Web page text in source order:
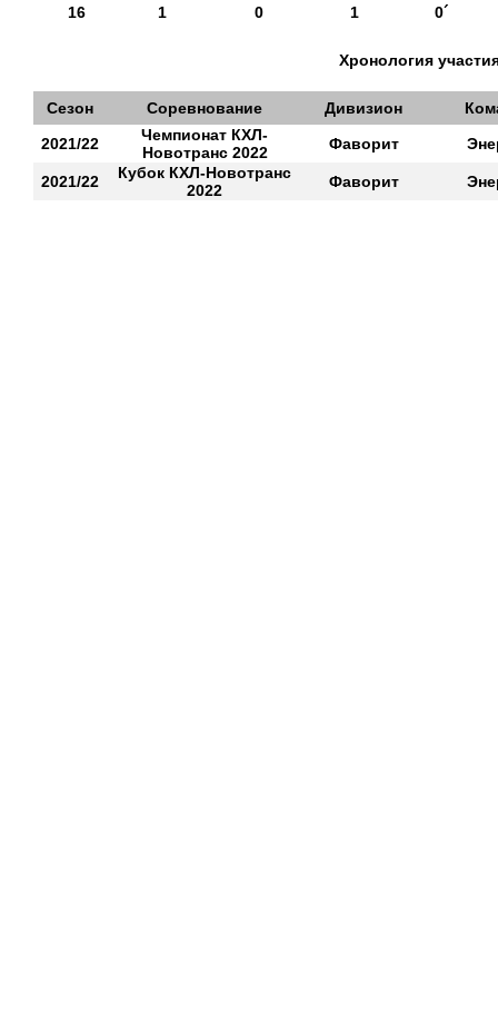
16
1 0 1 0´
Хронология
Сезон Соревнование Дивизион
2021/22
Чемпионат КХЛ-
Новотранс 2022
Фаворит
2021/22
Кубок КХЛ-Новотранс
2022
Фаворит